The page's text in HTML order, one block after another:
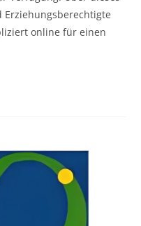
online für einen